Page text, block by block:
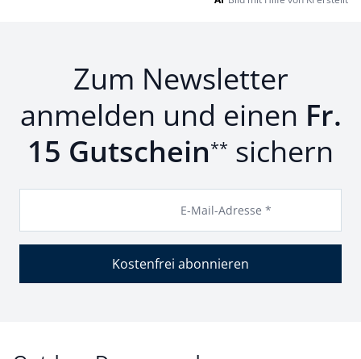
Zum Newsletter
anmelden und einen Fr.
15 Gutschein** sichern
E-Mail-Adresse *
Kostenfrei abonnieren